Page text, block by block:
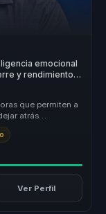
emocional
y rendimiento
que permiten a
atrás
Ver Perfil